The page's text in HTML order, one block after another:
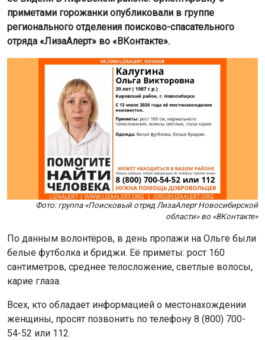
По данным волонтёров, в день пропажи на Ольге были
белые футболка и бриджи. Её приметы: рост 160
сантиметров, среднее телосложение, светлые волосы,
карие глаза.
Всех, кто обладает информацией о местонахождении
женщины, просят позвонить по телефону 8 (800) 700-
54-52 или 112.
Ранее 12-летняя девочкапропалав Новосибирской
Поделиться новостью:
Автор: Екатерина Шамина
Читать все
публикации автора
Агентство новостей
пропал человек поиски
происшествия
Новосибирск